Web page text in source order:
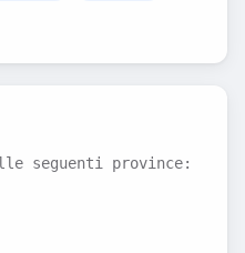
seguenti province: